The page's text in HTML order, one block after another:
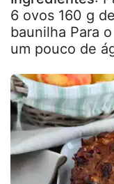
6 ovos 160 g
baunilha Para
um pouco de